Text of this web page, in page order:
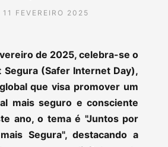
FEVEREIRO 2025
de 2025, celebra-se o
Segura (Safer Internet Day),
que visa promover um
mais seguro e consciente
ano, o tema é "Juntos por
Segura", destacando a